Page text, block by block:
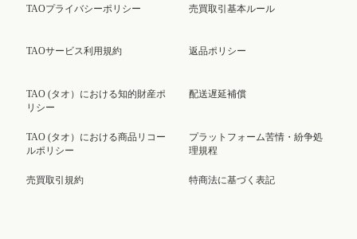
TAOプライバシーポリシー
TAOサービス利用規約
TAO (タオ）における知的財産ポ
リシー
TAO (タオ）における商品リコー
ルポリシー
売買取引規約
売買取引基本ルール
返品ポリシー
配送遅延補償
プラットフォーム苦情・紛争処
理規程
特商法に基づく表記